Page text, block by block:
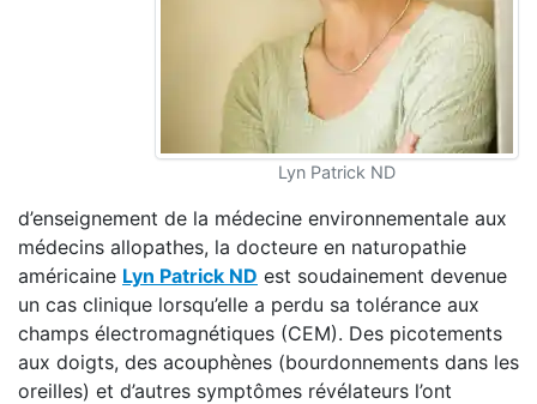
Lyn Patrick ND
d’enseignement de la médecine environnementale aux
médecins allopathes, la docteure en naturopathie
américaine Lyn Patrick ND est soudainement devenue
un cas clinique lorsqu’elle a perdu sa tolérance aux
champs électromagnétiques (CEM). Des picotements
aux doigts, des acouphènes (bourdonnements dans les
oreilles) et d’autres symptômes révélateurs l’ont